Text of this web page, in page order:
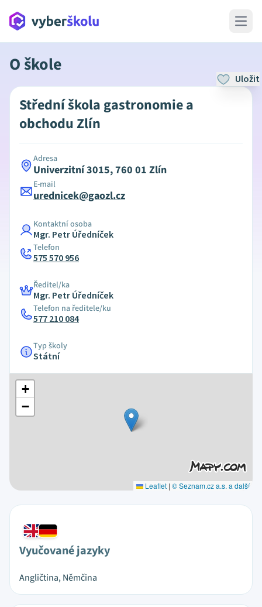
Open
O škole
Uložit
Střední škola gastronomie a
obchodu Zlín
Adresa
Univerzitní 3015, 760 01 Zlín
E-mail
urednicek@gaozl.cz
Kontaktní osoba
Mgr. Petr Úředníček
Telefon
575 570 956
Ředitel/ka
Mgr. Petr Úředníček
Telefon na ředitele/ku
577 210 084
Typ školy
Státní
+
−
Leaflet | © Seznam.cz a.s. a další
Vyučované jazyky
Angličtina, Němčina